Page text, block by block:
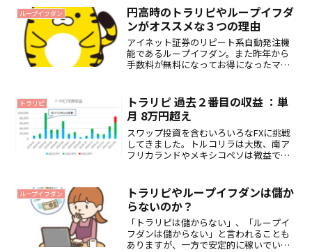
います。自動売買FXというのは、為替の
動きで利益が出るよう...
ループイフダン
円高時のトラリピやループイフダ
ンがオススメな３つの理由
アイネット証券のリピート系自動発注機
能であるループイフダン。また昨年から
手数料が無料になってお得になったマネ
金管理さえきちんとしていれば、感情に
左右されず比較的利益をあ...
トラリピ
トラリピ 過去２番目の収益 ：単
月 8万円超え
スワップ投資を含むいろいろなFXに挑戦
してきました。トルコリラは大敗、南ア
フリカランドやメキシコペソは微益でし
から退職を決意した今年の２月にかけ
て、ポジションを処分しま...
ループイフダン
トラリピやループイフダンは儲か
らないのか？
「トラリピは儲からない」、「ループイ
フダンは儲からない」と言われることも
ありますが、一方で安定的に稼いでいる